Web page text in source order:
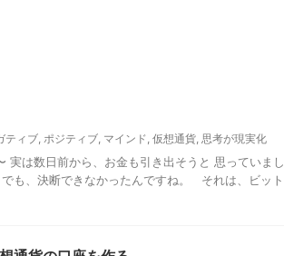
ティブ, ポジティブ, マインド, 仮想通貨, 思考が現実化
実は数日前から、お金も引き出そうと 思っていまし
も、決断できなかったんですね。 それは、ビット